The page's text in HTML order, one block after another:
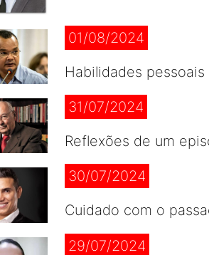
01/08/2024
Habilidades
31/07/2024
Reflexões de um
30/07/2024
Cuidado com o
29/07/2024